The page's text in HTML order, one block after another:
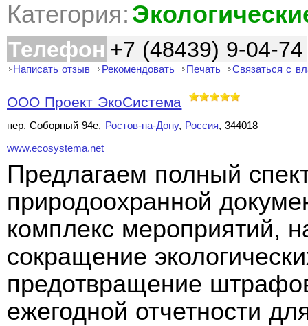
Категория:
Телефон +7 (48439) 9-04-74
Написать отзыв Рекомендовать Печать Связаться с
ООО Проект ЭкоСистема
пер. Соборный 94е, Ростов-на-Дону, Россия, 344018
www.ecosystema.net
Предлагаем полный
природоохранной
комплекс мероприятий,
сокращение
предотвращение
ежегодной отчетности